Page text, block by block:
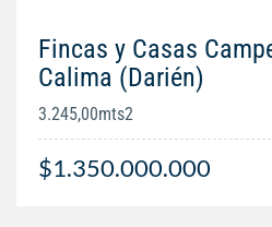
Fincas y Casas
Calima (Darién)
3.245,00mts2
$1.350.000.000